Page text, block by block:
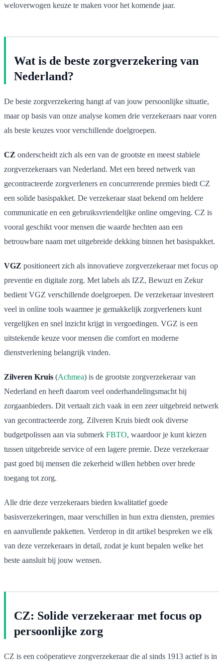
weloverwogen keuze te maken voor het komende jaar.
Wat is de beste zorgverzekering van
Nederland?
De beste zorgverzekering hangt af van jouw persoonlijke situatie,
maar op basis van onze analyse komen drie verzekeraars naar voren
als beste keuzes voor verschillende doelgroepen.
CZ onderscheidt zich als een van de grootste en meest stabiele
zorgverzekeraars van Nederland. Met een breed netwerk van
gecontracteerde zorgverleners en concurrerende premies biedt CZ
een solide basispakket. De verzekeraar staat bekend om heldere
communicatie en een gebruiksvriendelijke online omgeving. CZ is
vooral geschikt voor mensen die waarde hechten aan een
betrouwbare naam met uitgebreide dekking binnen het basispakket.
VGZ positioneert zich als innovatieve zorgverzekeraar met focus op
preventie en digitale zorg. Met labels als IZZ, Bewuzt en Zekur
bedient VGZ verschillende doelgroepen. De verzekeraar investeert
veel in online tools waarmee je gemakkelijk zorgverleners kunt
vergelijken en snel inzicht krijgt in vergoedingen. VGZ is een
uitstekende keuze voor mensen die comfort en moderne
dienstverlening belangrijk vinden.
Zilveren Kruis (Achmea) is de grootste zorgverzekeraar van
Nederland en heeft daarom veel onderhandelingsmacht bij
zorgaanbieders. Dit vertaalt zich vaak in een zeer uitgebreid netwerk
van gecontracteerde zorg. Zilveren Kruis biedt ook diverse
budgetpolissen aan via submerk FBTO, waardoor je kunt kiezen
tussen uitgebreide service of een lagere premie. Deze verzekeraar
past goed bij mensen die zekerheid willen hebben over brede
toegang tot zorg.
Alle drie deze verzekeraars bieden kwalitatief goede
basisverzekeringen, maar verschillen in hun extra diensten, premies
en aanvullende pakketten. Verderop in dit artikel bespreken we elk
van deze verzekeraars in detail, zodat je kunt bepalen welke het
beste aansluit bij jouw wensen.
CZ: Solide verzekeraar met focus op
persoonlijke zorg
CZ is een coöperatieve zorgverzekeraar die al sinds 1913 actief is in